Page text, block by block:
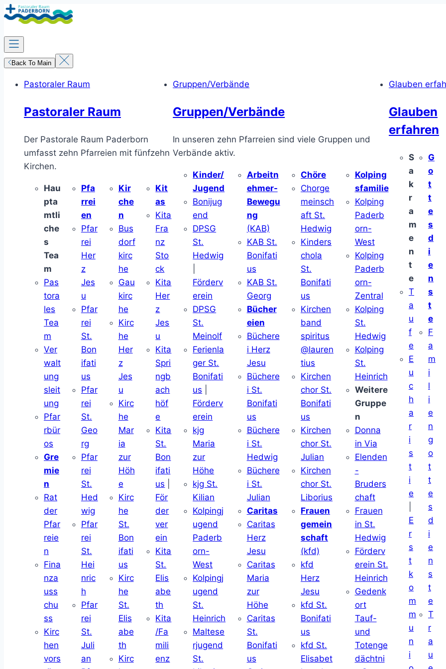
Zum
Inhalt
springen
Back To Main
Pastoraler Raum
Pastoraler Raum
Der Pastorale Raum Paderborn
umfasst zehn Pfarreien mit fünfzehn
Kirchen.
Hau
pta
mtli
che
s
Tea
m
Pas
tora
les
Tea
m
Ver
walt
ung
sleit
ung
Pfar
rbür
os
Gre
mie
n
Rat
der
Pfar
reie
n
Fina
nza
uss
chu
ss
Kirc
hen
vors
Pfa
rrei
en
Pfar
rei
Her
z
Jes
u
Pfar
rei
St.
Bon
ifati
us
Pfar
rei
St.
Geo
rg
Pfar
rei
St.
Hed
wig
Pfar
rei
St.
Hei
nric
h
Pfar
rei
St.
Juli
an
Kir
che
n
Bus
dorf
kirc
he
Gau
kirc
he
Kirc
he
Her
z
Jes
u
Kirc
he
Mar
ia
zur
Höh
e
Kirc
he
St.
Bon
ifati
us
Kirc
he
St.
Elis
abe
th
Kirc
Kit
as
Kita
Fra
nz
Sto
ck
Kita
Her
z
Jes
u
Kita
Spri
ngb
ach
höf
e
Kita
St.
Bon
ifati
us
För
der
ver
ein
Kita
St.
Elis
abe
th
Kita
/Fa
mili
enz
Gruppen/Verbände
Gruppen/Verbände
In unseren zehn Pfarreien sind viele Gruppen und
Verbände aktiv.
Kinder/
Jugend
Bonijug
end
DPSG
St.
Hedwig
Förderv
erein
DPSG
St.
Meinolf
Ferienla
ger St.
Bonifati
us
Förderv
erein
kjg
Maria
zur
Höhe
kjg St.
Kilian
Kolpingj
ugend
Paderb
orn-
West
Kolpingj
ugend
St.
Heinrich
Maltese
rjugend
St.
Arbeitn
ehmer-
Bewegu
ng
(KAB)
KAB St.
Bonifati
us
KAB St.
Georg
Bücher
eien
Büchere
i Herz
Jesu
Büchere
i St.
Bonifati
us
Büchere
i St.
Hedwig
Büchere
i St.
Julian
Caritas
Caritas
Herz
Jesu
Caritas
Maria
zur
Höhe
Caritas
St.
Bonifati
us
Chöre
Chorge
meinsch
aft St.
Hedwig
Kinders
chola
St.
Bonifati
us
Kirchen
band
spiritus
@lauren
tius
Kirchen
chor St.
Bonifati
us
Kirchen
chor St.
Julian
Kirchen
chor St.
Liborius
Frauen
gemein
schaft
(kfd)
kfd
Herz
Jesu
kfd St.
Bonifati
us
kfd St.
Elisabet
Kolping
sfamilie
Kolping
Paderb
orn-
West
Kolping
Paderb
orn-
Zentral
Kolping
St.
Hedwig
Kolping
St.
Heinrich
Weitere
Gruppe
n
Donna
in Via
Elenden
-
Bruders
chaft
Frauen
in St.
Hedwig
Förderv
erein St.
Heinrich
Gedenk
ort
Tauf-
und
Totenge
dächtni
Glauben
Glauben
erfahren
S
a
k
r
a
m
e
n
t
e
T
a
u
f
e
E
u
c
h
a
r
i
s
t
i
e
E
r
s
t
k
o
m
m
u
n
i
G
o
t
t
e
s
d
i
e
n
s
t
e
F
a
m
i
l
i
e
n
g
o
t
t
e
s
d
i
e
n
s
t
e
T
r
a
u